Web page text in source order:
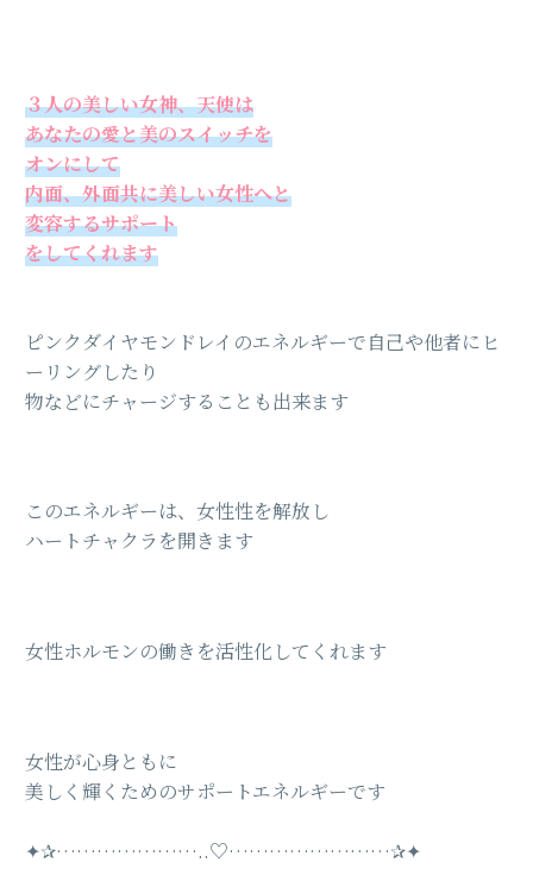
３人の美しい女神、天使は
あなたの愛と美のスイッチを
オンにして
内面、外面共に美しい女性へと
変容するサポート
をしてくれます
ピンクダイヤモンドレイのエネルギーで自己や他者にヒ
ーリングしたり
物などにチャージすることも出来ます
このエネルギーは、女性性を解放し
ハートチャクラを開きます
女性ホルモンの働きを活性化してくれます
女性が心身ともに
美しく輝くためのサポートエネルギーです
✦︎✰︎…………………..♡……………………✰✦︎